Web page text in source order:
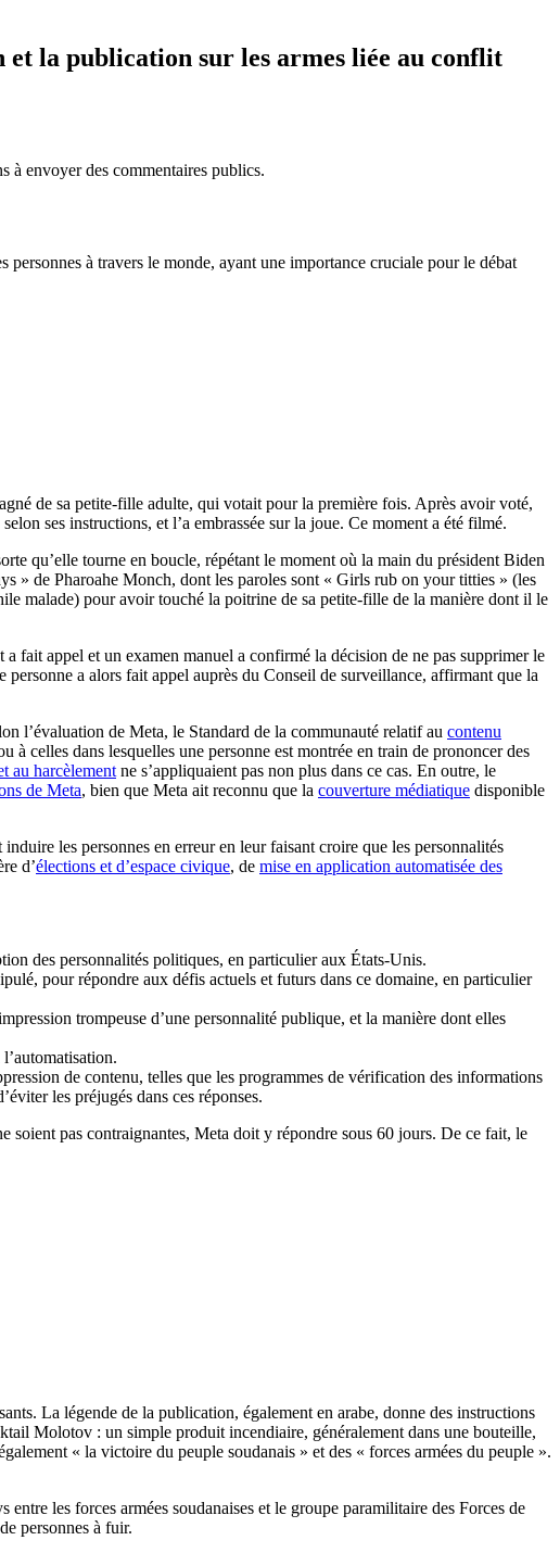
et la publication sur les armes liée au conflit
à envoyer des commentaires publics.
à travers le monde, ayant une importance cruciale pour le débat
de sa petite-fille adulte, qui votait pour la première fois. Après avoir voté,
ses instructions, et l’a embrassée sur la joue. Ce moment a été filmé.
qu’elle tourne en boucle, répétant le moment où la main du président Biden
» de Pharoahe Monch, dont les paroles sont « Girls rub on your titties » (les
malade) pour avoir touché la poitrine de sa petite-fille de la manière dont il le
fait appel et un examen manuel a confirmé la décision de ne pas supprimer le
a alors fait appel auprès du Conseil de surveillance, affirmant que la
l’évaluation de Meta, le Standard de la communauté relatif au contenu
celles dans lesquelles une personne est montrée en train de prononcer des
au harcèlement ne s’appliquaient pas non plus dans ce cas. En outre, le
de Meta, bien que Meta ait reconnu que la couverture médiatique disponible
les personnes en erreur en leur faisant croire que les personnalités
d’élections et d’espace civique, de mise en application automatisée des
des personnalités politiques, en particulier aux États-Unis.
pour répondre aux défis actuels et futurs dans ce domaine, en particulier
trompeuse d’une personnalité publique, et la manière dont elles
de contenu, telles que les programmes de vérification des informations
les préjugés dans ces réponses.
soient pas contraignantes, Meta doit y répondre sous 60 jours. De ce fait, le
La légende de la publication, également en arabe, donne des instructions
Molotov : un simple produit incendiaire, généralement dans une bouteille,
« la victoire du peuple soudanais » et des « forces armées du peuple ».
les forces armées soudanaises et le groupe paramilitaire des Forces de
personnes à fuir.